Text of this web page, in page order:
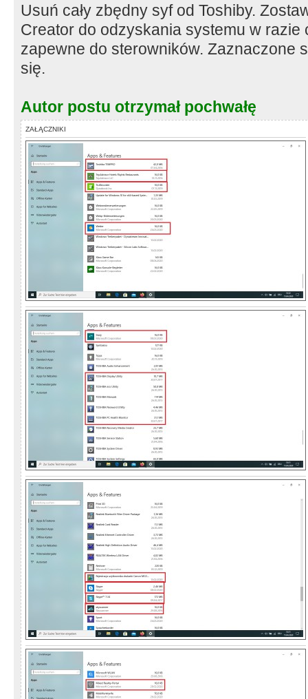
Usuń cały zbędny syf od Toshiby.
Creator do odzyskania systemu w razie
zapewne do sterowników. Zaznaczone
się.
Autor postu otrzymał pochwałę
ZAŁĄCZNIKI